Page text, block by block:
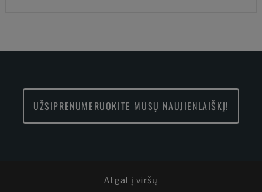
UŽSIPRENUMERUOKITE MŪSŲ NAUJIENLAIŠKĮ!
Atgal į viršų